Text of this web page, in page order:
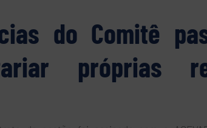
do Comitê
próprias